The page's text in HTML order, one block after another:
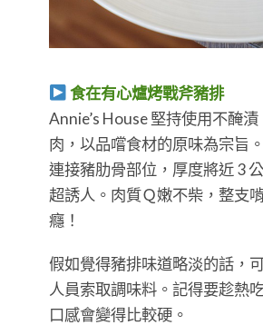
食在有心爐烤戰斧豬排
Annie’s House 堅持使用不醃
肉，以品嚐食材的原味為宗旨
連接豬肋骨部位，厚度將近 3
超誘人。肉質Ｑ嫩不柴，整支
癮！
假如覺得豬排味道略淡的話，
人員索取調味料。記得要趁熱
口感會變得比較硬。